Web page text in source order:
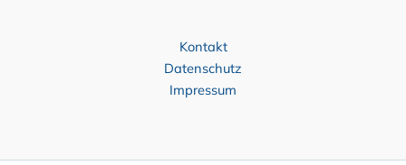
Kontakt
Datenschutz
Impressum